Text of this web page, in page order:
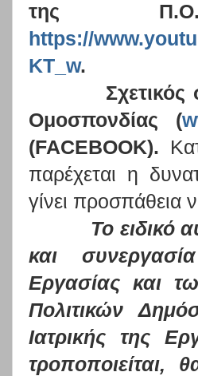
της
https://
KT_w.
Ομοσπονδίας (
(FACEBOOK).
παρέχεται η
γίνει
Το ειδικό αυτό
και
Εργασίας και
Πολιτικών
Ιατρικής της
τροποποιείται,